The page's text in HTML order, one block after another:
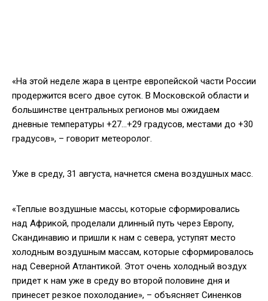
«На этой неделе жара в центре европейской части России
продержится всего двое суток. В Московской области и
большинстве центральных регионов мы ожидаем
дневные температуры +27…+29 градусов, местами до +30
градусов», – говорит метеоролог.
Уже в среду, 31 августа, начнется смена воздушных масс.
«Теплые воздушные массы, которые сформировались
над Африкой, проделали длинный путь через Европу,
Скандинавию и пришли к нам с севера, уступят место
холодным воздушным массам, которые сформировалось
над Северной Атлантикой. Этот очень холодный воздух
придет к нам уже в среду во второй половине дня и
принесет резкое похолодание», – объясняет Синенков